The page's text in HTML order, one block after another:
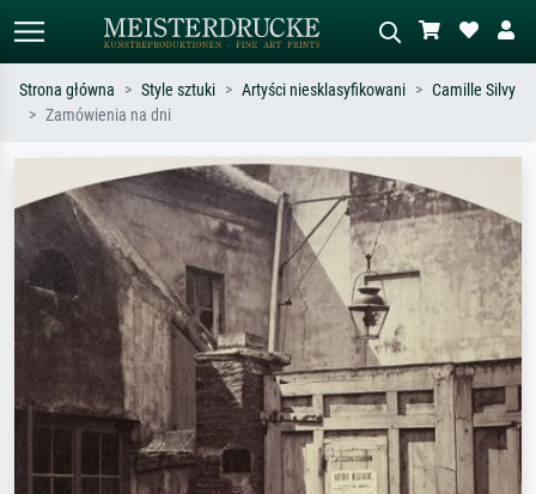
Szukaj wg artysty, tytułu lub stylu – np.
Monet, Gwiaździsta noc,
impresjonizm, fala Hokusaia, akt.
Opisz scenę – np. zielona łąka,
abstrakcja z czerwienią, ciemny olej,
stojący akt obok drzewa.
Strona główna Style sztuki Artyści niesklasyfikowani
Camille Silvy
Zamówienia na dni